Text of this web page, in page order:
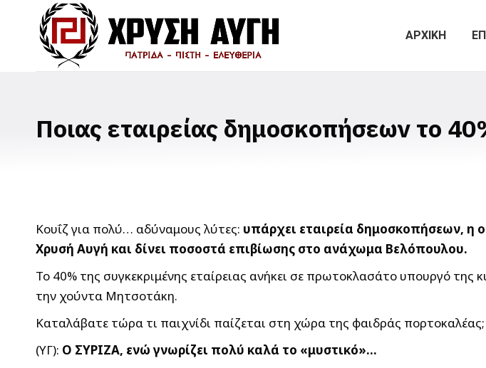
ΑΡΧΙΚΗ
Ποιας εταιρείας δημοσκοπήσεων το
Κουΐζ για πολύ… αδύναμους λύτες: υπάρχει εταιρεία δημοσκοπήσεων, η
Χρυσή Αυγή και δίνει ποσοστά επιβίωσης στο ανάχωμα Βελόπουλου.
Το 40% της συγκεκριμένης εταίρειας ανήκει σε πρωτοκλασάτο υπουργό
την χούντα Μητσοτάκη.
Καταλάβατε τώρα τι παιχνίδι παίζεται στη χώρα της φαιδράς πορτοκαλέας;
(ΥΓ): Ο ΣΥΡΙΖΑ, ενώ γνωρίζει πολύ καλά το «μυστικό»…